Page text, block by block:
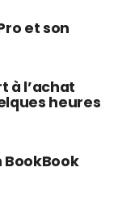
et son
à l’achat
heures